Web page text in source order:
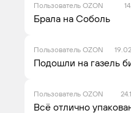
Пользователь OZON
Брала на Соболь
Пользователь OZON
Подошли на газель
Пользователь OZON
Всё отлично